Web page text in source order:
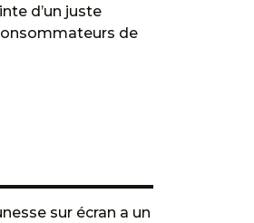
d’un juste
de
sur écran a un